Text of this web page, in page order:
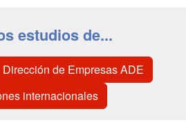
estudios de...
de Empresas ADE
internacionales